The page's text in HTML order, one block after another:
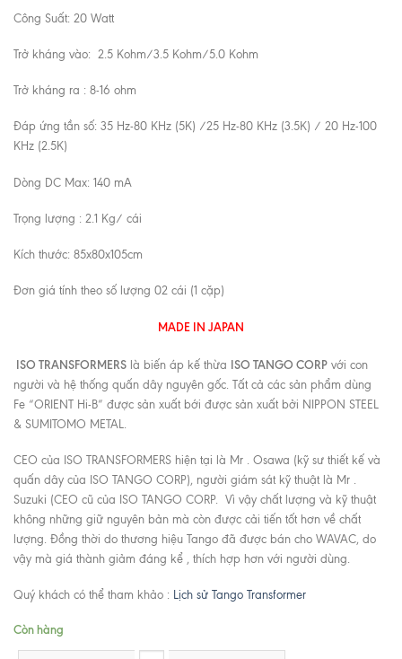
Công Suất: 20 Watt
Trở kháng vào: 2.5 Kohm/3.5 Kohm/5.0 Kohm
Trở kháng ra : 8-16 ohm
Đáp ứng tần số: 35 Hz-80 KHz (5K) /25 Hz-80 KHz (3.5K) / 20 Hz-100
KHz (2.5K)
Dòng DC Max: 140 mA
Trọng lượng : 2.1 Kg/ cái
Kích thước: 85x80x105cm
Đơn giá tính theo số lượng 02 cái (1 cặp)
MADE IN JAPAN
ISO TRANSFORMERS là biến áp kế thừa ISO TANGO CORP với con
người và hệ thống quấn dây nguyên gốc. Tất cả các sản phẩm dùng
Fe “ORIENT Hi-B” được sản xuất bới được sản xuất bởi NIPPON STEEL
& SUMITOMO METAL.
CEO của ISO TRANSFORMERS hiện tại là Mr . Osawa (kỹ sư thiết kế và
quấn dây của ISO TANGO CORP), người giám sát kỹ thuật là Mr .
Suzuki (CEO cũ của ISO TANGO CORP. Vì vậy chất lượng và kỹ thuật
không những giữ nguyên bản mà còn được cải tiến tốt hơn về chất
lượng. Đồng thời do thương hiệu Tango đã được bán cho WAVAC, do
vậy mà giá thành giảm đáng kể , thích hợp hơn với người dùng.
Quý khách có thể tham khảo : Lịch sử Tango Transformer
Còn hàng